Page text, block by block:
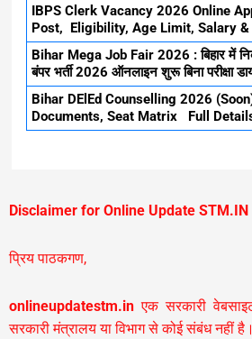
IBPS Clerk Vacancy 2026 Online
Post, Eligibility, Age Limit, Salary
Bihar Mega Job Fair 2026 : बिहार में
बंपर भर्ती 2026 ऑनलाइन शुरू बिना परीक्षा
Bihar DElEd Counselling 2026
Documents, Seat Matrix Full
Disclaimer for Online Update STM.IN
प्रिय पाठकगण,
onlineupdatestm.in एक सरकारी
सरकारी मंत्रालय या विभाग से कोई संबंध नहीं है।